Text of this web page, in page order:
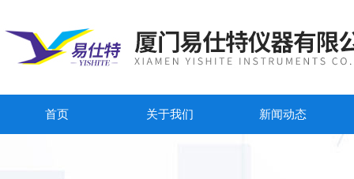
首页 关于我们 新闻动态